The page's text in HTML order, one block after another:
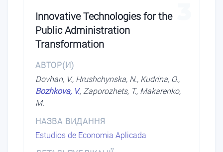
Innovative Technologies for the
Public Administration
Transformation
АВТОР(И)
Dovhan, V., Hrushchynska, N., Kudrina, O.,
Bozhkova, V., Zaporozhets, T., Makarenko,
M.
НАЗВА ВИДАННЯ
Estudios de Economia Aplicada